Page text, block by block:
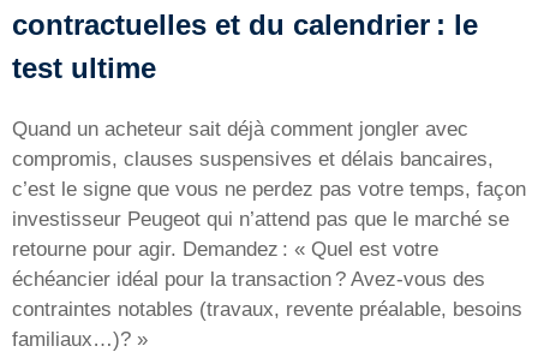
contractuelles et du calendrier : le
test ultime
Quand un acheteur sait déjà comment jongler avec
compromis, clauses suspensives et délais bancaires,
c’est le signe que vous ne perdez pas votre temps, façon
investisseur Peugeot qui n’attend pas que le marché se
retourne pour agir. Demandez : « Quel est votre
échéancier idéal pour la transaction ? Avez-vous des
contraintes notables (travaux, revente préalable, besoins
familiaux…)? »